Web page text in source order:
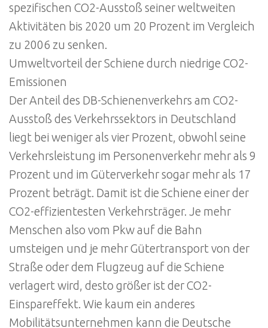
spezifischen CO2-Ausstoß seiner weltweiten
Aktivitäten bis 2020 um 20 Prozent im Vergleich
zu 2006 zu senken.
Umweltvorteil der Schiene durch niedrige CO2-
Emissionen
Der Anteil des DB-Schienenverkehrs am CO2-
Ausstoß des Verkehrssektors in Deutschland
liegt bei weniger als vier Prozent, obwohl seine
Verkehrsleistung im Personenverkehr mehr als 9
Prozent und im Güterverkehr sogar mehr als 17
Prozent beträgt. Damit ist die Schiene einer der
CO2-effizientesten Verkehrsträger. Je mehr
Menschen also vom Pkw auf die Bahn
umsteigen und je mehr Gütertransport von der
Straße oder dem Flugzeug auf die Schiene
verlagert wird, desto größer ist der CO2-
Einspareffekt. Wie kaum ein anderes
Mobilitätsunternehmen kann die Deutsche